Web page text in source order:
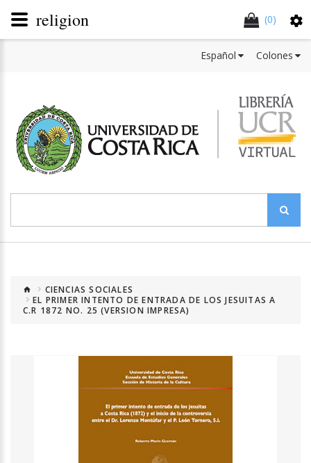
(0)
Colones
Español
CIENCIAS SOCIALES
EL PRIMER INTENTO DE ENTRADA DE LOS JESUITAS A
C.R 1872 NO. 25 (VERSION IMPRESA)
religion